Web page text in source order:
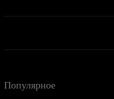
Популярное